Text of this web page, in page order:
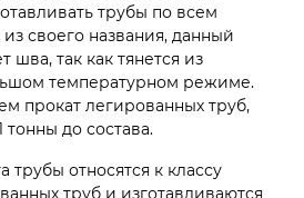
трубы по всем
своего названия, данный
шва, так как тянется из
температурном режиме.
прокат легированных труб,
до состава.
трубы относятся к классу
труб и изготавливаются